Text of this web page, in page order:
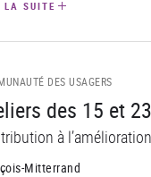
LA SUITE
DES USAGERS
des 15 et
à
Mitterrand